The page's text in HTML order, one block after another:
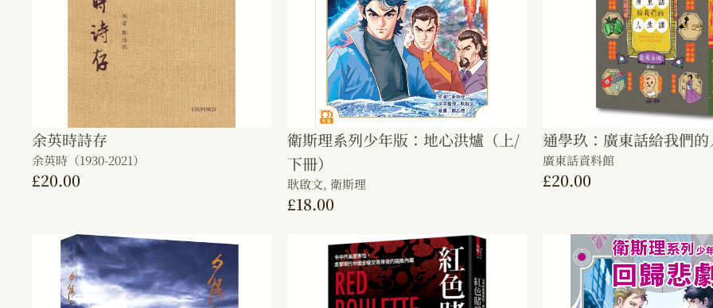
余英時詩存
余英時（1930-2021）
£20.00
衛斯理系列少年版：地心洪爐（上/
下冊）
耿啟文, 衛斯理
£18.00
通學玖：廣東話給我們
廣東話資料館
£20.00